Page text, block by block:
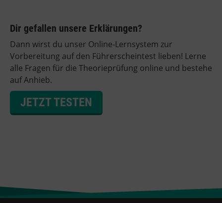
Dir gefallen unsere Erklärungen?
Dann wirst du unser Online-Lernsystem zur
Vorbereitung auf den Führerscheintest lieben! Lerne
alle Fragen für die Theorieprüfung online und bestehe
auf Anhieb.
JETZT TESTEN